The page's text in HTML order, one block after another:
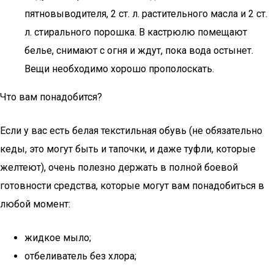
пятновыводителя, 2 ст. л. растительного масла и 2 ст.
л. стирального порошка. В кастрюлю помещают
белье, снимают с огня и ждут, пока вода остынет.
Вещи необходимо хорошо прополоскать.
Что вам понадобится?
Если у вас есть белая текстильная обувь (не обязательно
кеды, это могут быть и тапочки, и даже туфли, которые
желтеют), очень полезно держать в полной боевой
готовности средства, которые могут вам понадобиться в
любой момент:
жидкое мыло;
отбеливатель без хлора;